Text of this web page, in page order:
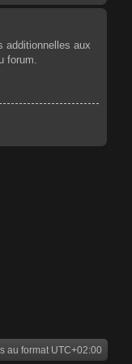
additionnelles aux
forum.
au format UTC+02:00